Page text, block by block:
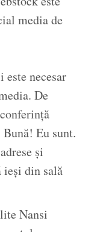
media de
necesar
De
Eu sunt.
și
ieși din sală
Nansi